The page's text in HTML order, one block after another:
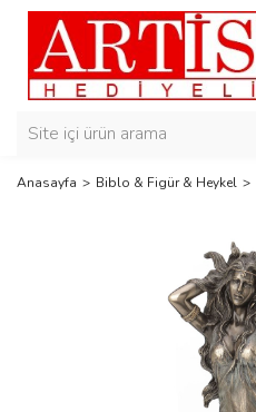
Anasayfa Biblo & Figür & Heykel